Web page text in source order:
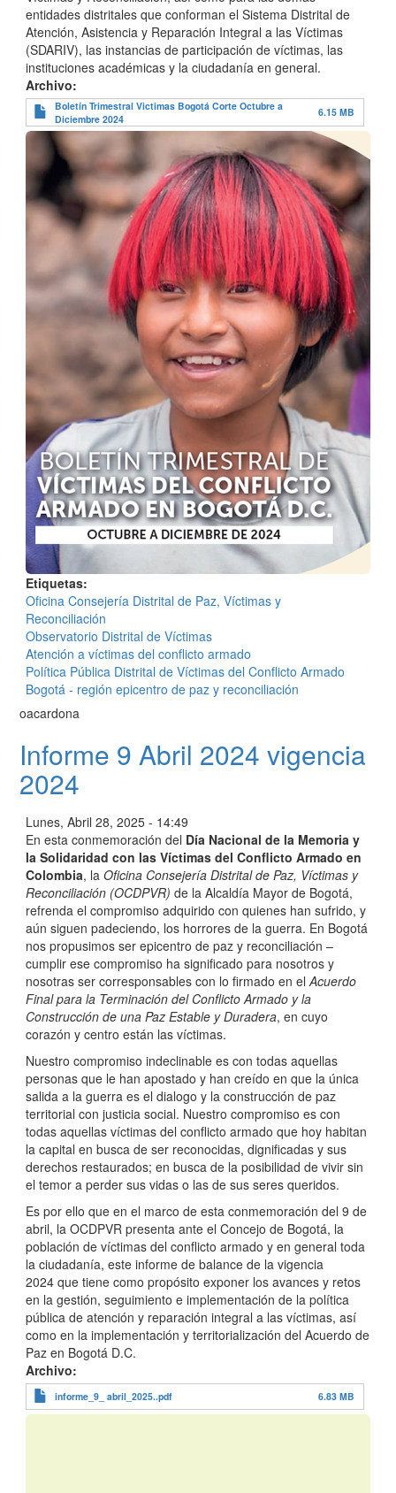
entidades distritales que conforman el Sistema Distrital de
Atención, Asistencia y Reparación Integral a las Víctimas
(SDARIV), las instancias de participación de víctimas, las
instituciones académicas y la ciudadanía en general.
Archivo
Boletín Trimestral Victimas Bogotá Corte Octubre a
Diciembre 2024
6.15 MB
Etiquetas
Oficina Consejería Distrital de Paz, Víctimas y
Reconciliación
Observatorio Distrital de Víctimas
Atención a víctimas del conflicto armado
Política Pública Distrital de Víctimas del Conflicto Armado
Bogotá - región epicentro de paz y reconciliación
oacardona
Informe 9 Abril 2024 vigencia
2024
Lunes, Abril 28, 2025 - 14:49
En esta conmemoración del Día Nacional de la Memoria y
la Solidaridad con las Víctimas del Conflicto Armado en
Colombia, la Oficina Consejería Distrital de Paz, Víctimas y
Reconciliación (OCDPVR) de la Alcaldía Mayor de Bogotá,
refrenda el compromiso adquirido con quienes han sufrido, y
aún siguen padeciendo, los horrores de la guerra. En Bogotá
nos propusimos ser epicentro de paz y reconciliación –
cumplir ese compromiso ha significado para nosotros y
nosotras ser corresponsables con lo firmado en elAcuerdo
Final para la Terminación del Conflicto Armado y la
Construcción de una Paz Estable y Duradera, en cuyo
corazón y centro están las víctimas.
Nuestro compromiso indeclinable es con todas aquellas
personas que le han apostado y han creído en que la única
salida a la guerra es el dialogo y la construcción de paz
territorial con justicia social. Nuestro compromiso es con
todas aquellas víctimas del conflicto armado que hoy habitan
la capital en busca de ser reconocidas, dignificadas y sus
derechos restaurados; en busca de la posibilidad de vivir sin
el temor a perder sus vidas o las de sus seres queridos.
Es por ello que en el marco de esta conmemoración del 9 de
abril, la OCDPVR presenta ante el Concejo de Bogotá, la
población de víctimas del conflicto armado y en general toda
la ciudadanía, este informe de balance de la vigencia
2024 que tiene como propósito exponer los avances y retos
en la gestión, seguimiento e implementación de la política
pública de atención y reparación integral a las víctimas, así
como en la implementación y territorialización del Acuerdo de
Paz en Bogotá D.C.
Archivo
informe_9_ abril_2025..pdf 6.83 MB